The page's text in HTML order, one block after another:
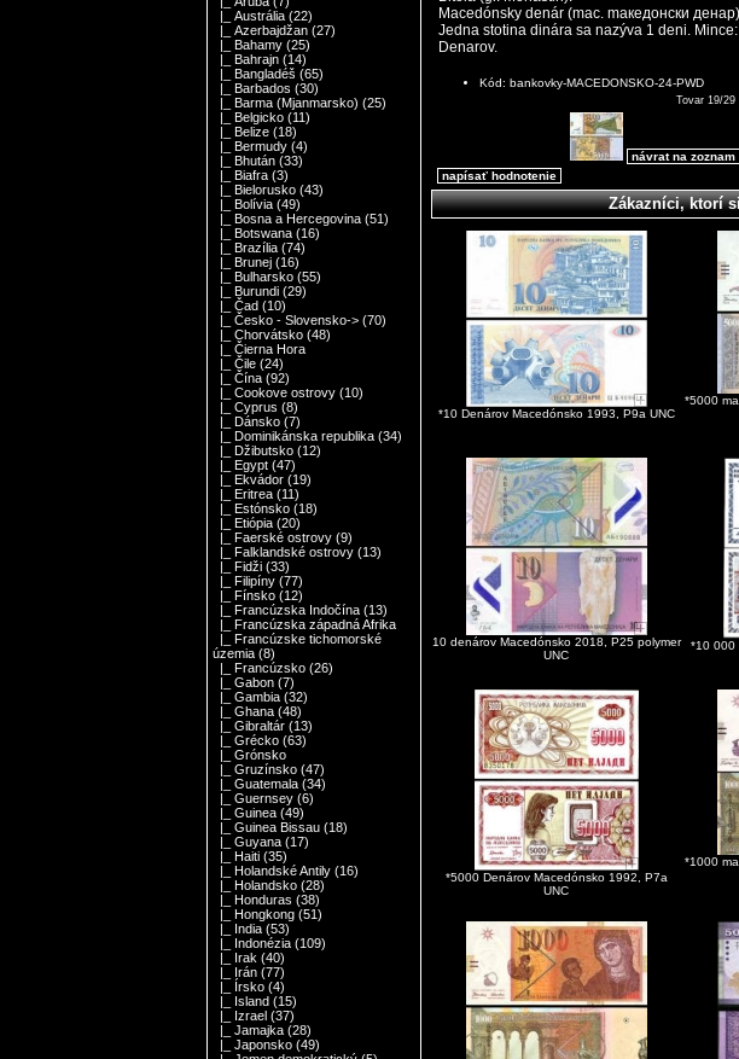
|_ Austrália (22)
|_ Azerbajdžan (27)
|_ Bahamy (25)
|_ Bahrajn (14)
|_ Bangladéš (65)
|_ Barbados (30)
|_ Barma (Mjanmarsko) (25)
|_ Belgicko (11)
|_ Belize (18)
|_ Bermudy (4)
|_ Bhután (33)
|_ Biafra (3)
|_ Bielorusko (43)
|_ Bolívia (49)
|_ Bosna a Hercegovina (51)
|_ Botswana (16)
|_ Brazília (74)
|_ Brunej (16)
|_ Bulharsko (55)
|_ Burundi (29)
|_ Čad (10)
|_ Česko - Slovensko-> (70)
|_ Chorvátsko (48)
|_ Čierna Hora
|_ Čile (24)
|_ Čína (92)
|_ Cookove ostrovy (10)
|_ Cyprus (8)
|_ Dánsko (7)
|_ Dominikánska republika (34)
|_ Džibutsko (12)
|_ Egypt (47)
|_ Ekvádor (19)
|_ Eritrea (11)
|_ Estónsko (18)
|_ Etiópia (20)
|_ Faerské ostrovy (9)
|_ Falklandské ostrovy (13)
|_ Fidži (33)
|_ Filipíny (77)
|_ Fínsko (12)
|_ Francúzska Indočína (13)
|_ Francúzska západná Afrika
|_ Francúzske tichomorské
územia (8)
|_ Francúzsko (26)
|_ Gabon (7)
|_ Gambia (32)
|_ Ghana (48)
|_ Gibraltár (13)
|_ Grécko (63)
|_ Grónsko
|_ Gruzínsko (47)
|_ Guatemala (34)
|_ Guernsey (6)
|_ Guinea (49)
|_ Guinea Bissau (18)
|_ Guyana (17)
|_ Haiti (35)
|_ Holandské Antily (16)
|_ Holandsko (28)
|_ Honduras (38)
|_ Hongkong (51)
|_ India (53)
|_ Indonézia (109)
|_ Irak (40)
|_ Irán (77)
|_ Írsko (4)
|_ Island (15)
|_ Izrael (37)
|_ Jamajka (28)
|_ Japonsko (49)
Macedónsky denár (mac. mакедонски
Jedna stotina dinára sa nazýva 1 deni.
Denarov.
Kód: bankovky-MACEDONSKO-24-PWD
Tovar 19/29
návrat na zoznam
napísať hodnotenie
Zákazníci, ktorí
*10 Denárov Macedónsko 1993, P9a UNC
*5000
10 denárov Macedónsko 2018, P25 polymer
UNC
*10 000
*5000 Denárov Macedónsko 1992, P7a
UNC
*1000